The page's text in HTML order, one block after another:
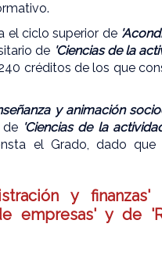
el ciclo superior de
de 'Ciencias de la
créditos de los que
y animación
de 'Ciencias de la
el Grado, dado que
y finanzas'
empresas' y de